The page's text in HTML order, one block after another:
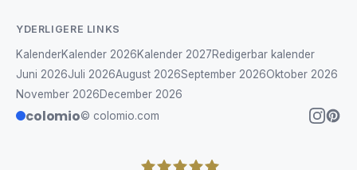
YDERLIGERE LINKS
KalenderKalender 2026Kalender 2027Redigerbar kalender
Juni 2026Juli 2026August 2026September 2026Oktober 2026
November 2026December 2026
colomio© colomio.com